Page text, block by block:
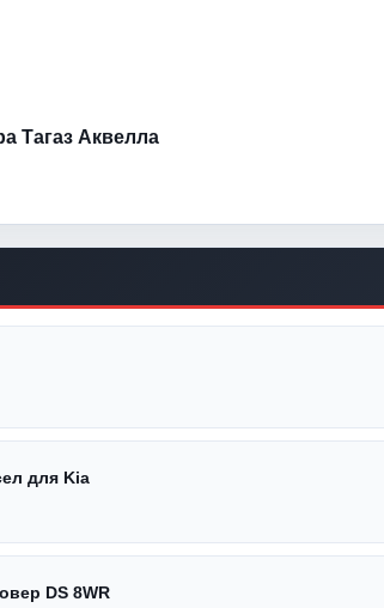
Тагаз Аквелла
для Kia
DS 8WR